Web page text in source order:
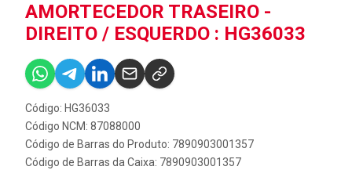
AMORTECEDOR TRASEIRO -
DIREITO / ESQUERDO : HG36033
Código: HG36033
Código NCM: 87088000
Código de Barras do Produto: 7890903001357
Código de Barras da Caixa: 7890903001357